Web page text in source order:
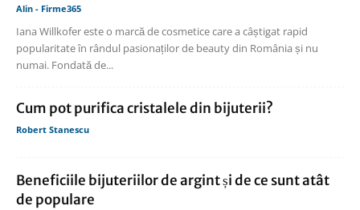
Alin - Firme365
Iana Willkofer este o marcă de cosmetice care a câștigat rapid
popularitate în rândul pasionaților de beauty din România și nu
numai. Fondată de...
Cum pot purifica cristalele din bijuterii?
Robert Stanescu
Beneficiile bijuteriilor de argint și de ce sunt atât
de populare